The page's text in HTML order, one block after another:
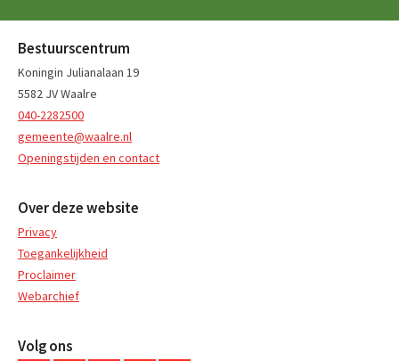
Bestuurscentrum
Koningin Julianalaan 19
5582 JV Waalre
040-2282500
gemeente@waalre.nl
Openingstijden en contact
Over deze website
Privacy
Toegankelijkheid
Proclaimer
Webarchief
Volg ons